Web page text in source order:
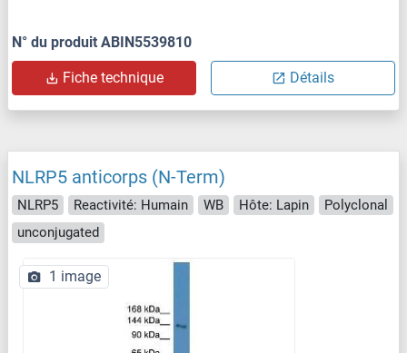
N° du produit ABIN5539810
Fiche technique Détails
NLRP5 anticorps (N-Term)
NLRP5 Reactivité: Humain WB Hôte: Lapin
Polyclonal
unconjugated
1 image